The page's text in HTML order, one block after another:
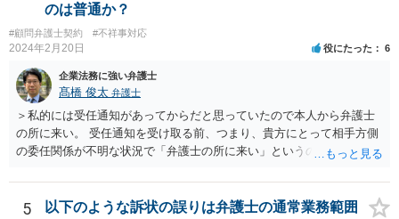
のは普通か？
#顧問弁護士契約 #不祥事対応
2024年2月20日 役にたった 6
企業法務に強い弁護士
髙橋 俊太 弁護士
＞私的には受任通知があってからだと思っていたので本人から弁護士
の所に来い。 受任通知を受け取る前、つまり、貴方にとって相手方側
の委任関係が不明な状況で「弁護士の所に来い」というのは、さすが
絡がきますよね？ 通常はそのような初動となります。
5
以下のような訴状の誤りは弁護士の通常業務範囲